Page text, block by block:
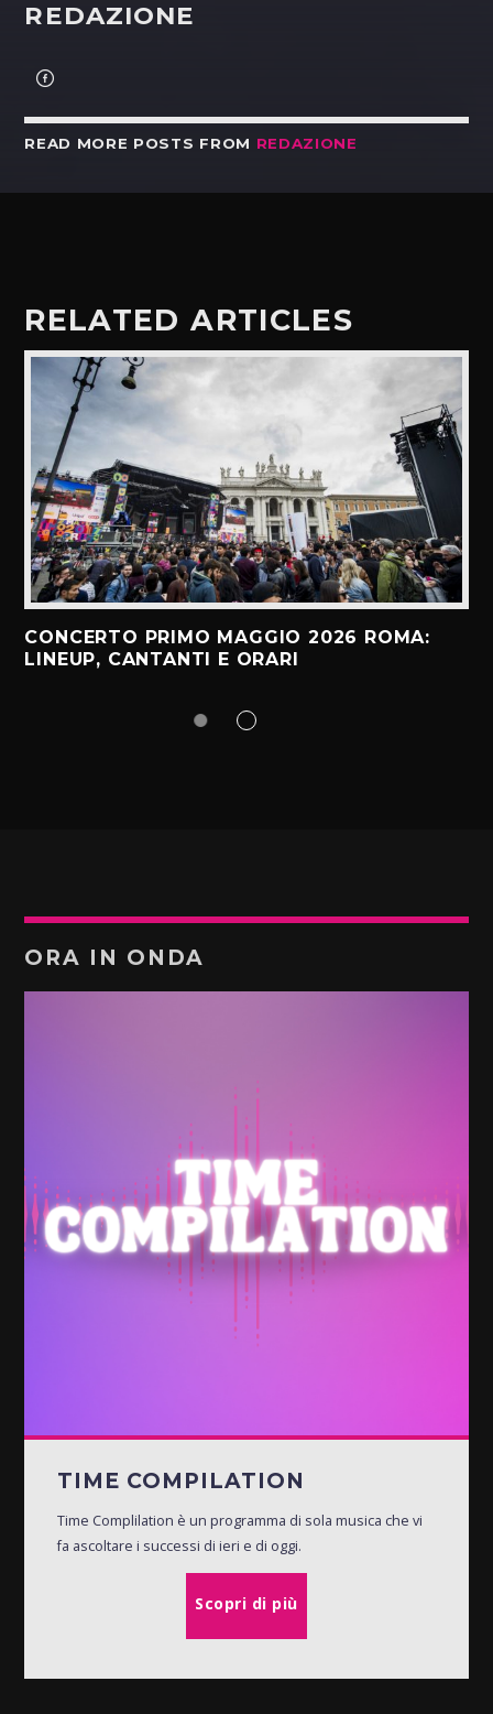
REDAZIONE
READ MORE POSTS FROM REDAZIONE
RELATED ARTICLES
CONCERTO PRIMO MAGGIO 2026 ROMA:
LINEUP, CANTANTI E ORARI
ORA IN ONDA
TIME COMPILATION
Time Complilation è un programma di sola musica che vi
fa ascoltare i successi di ieri e di oggi.
Scopri di più